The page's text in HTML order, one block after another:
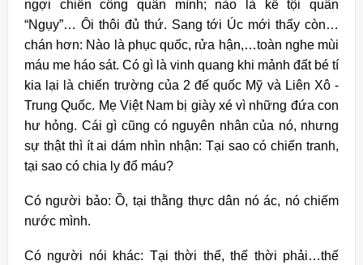
ngợi chiến công quân mình; nào là kể tội quân
“Ngụy”… Ôi thôi đủ thứ. Sang tới Úc mới thấy còn…
chán hơn: Nào là phục quốc, rửa hận,…toàn nghe mùi
máu me háo sát. Có gì là vinh quang khi mảnh đất bé tí
kia lại là chiến trường của 2 đế quốc Mỹ và Liên Xô -
Trung Quốc. Mẹ Việt Nam bị giày xé vì những đứa con
hư hỏng. Cái gì cũng có nguyên nhân của nó, nhưng
sự thật thì ít ai dám nhìn nhận: Tại sao có chiến tranh,
tại sao có chia ly đổ máu?
Có người bảo: Ồ, tại thằng thực dân nó ác, nó chiếm
nước mình.
Có người nói khác: Tại thời thế, thế thời phải…thế